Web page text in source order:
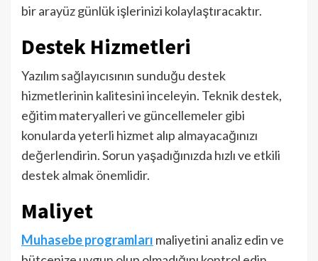
bir arayüz günlük işlerinizi kolaylaştıracaktır.
Destek Hizmetleri
Yazılım sağlayıcısının sunduğu destek
hizmetlerinin kalitesini inceleyin. Teknik destek,
eğitim materyalleri ve güncellemeler gibi
konularda yeterli hizmet alıp almayacağınızı
değerlendirin. Sorun yaşadığınızda hızlı ve etkili
destek almak önemlidir.
Maliyet
Muhasebe programları maliyetini analiz edin ve